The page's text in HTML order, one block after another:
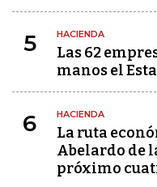
5 HACIENDA
Las 62
manos el
6 HACIENDA
La ruta
Abelardo de
próximo